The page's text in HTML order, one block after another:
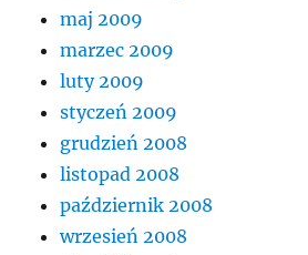
maj 2009
marzec 2009
luty 2009
styczeń 2009
grudzień 2008
listopad 2008
październik 2008
wrzesień 2008